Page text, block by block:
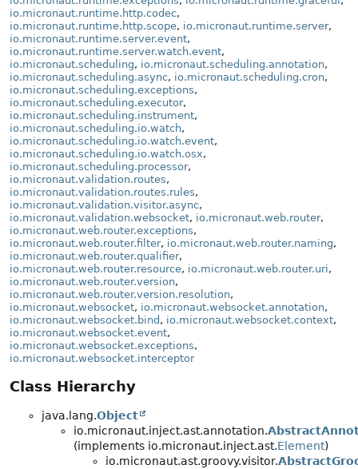
io.micronaut.runtime.http.codec,
io.micronaut.runtime.http.scope, io.micronaut.runtime.server,
io.micronaut.runtime.server.event,
io.micronaut.runtime.server.watch.event,
io.micronaut.scheduling, io.micronaut.scheduling.annotation,
io.micronaut.scheduling.async, io.micronaut.scheduling.cron,
io.micronaut.scheduling.exceptions,
io.micronaut.scheduling.executor,
io.micronaut.scheduling.instrument,
io.micronaut.scheduling.io.watch,
io.micronaut.scheduling.io.watch.event,
io.micronaut.scheduling.io.watch.osx,
io.micronaut.scheduling.processor,
io.micronaut.validation.routes,
io.micronaut.validation.routes.rules,
io.micronaut.validation.visitor.async,
io.micronaut.validation.websocket, io.micronaut.web.router,
io.micronaut.web.router.exceptions,
io.micronaut.web.router.filter, io.micronaut.web.router.naming,
io.micronaut.web.router.qualifier,
io.micronaut.web.router.resource, io.micronaut.web.router.uri,
io.micronaut.web.router.version,
io.micronaut.web.router.version.resolution,
io.micronaut.websocket, io.micronaut.websocket.annotation,
io.micronaut.websocket.bind , io.micronaut.websocket.context,
io.micronaut.websocket.event,
io.micronaut.websocket.exceptions,
io.micronaut.websocket.interceptor
Class Hierarchy
java.lang.Object
io.micronaut.inject.ast.annotation.
(implements io.micronaut.inject.ast.Element)
io.micronaut.ast.groovy.visitor.